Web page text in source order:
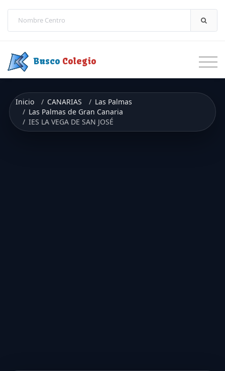
Busco Colegio
Inicio CANARIAS
Las Palmas
Las Palmas de Gran Canaria
IES LA VEGA DE SAN JOSÉ